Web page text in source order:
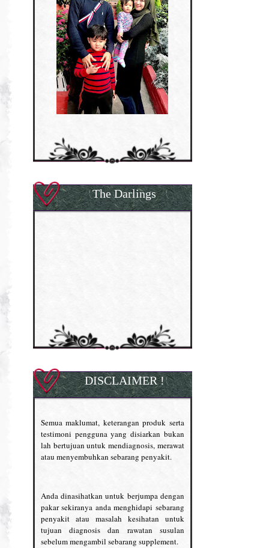
The Darlings
DISCLAIMER !
Semua maklumat, keterangan produk serta
testimoni pengguna yang disiarkan bukan
lah bertujuan untuk mendiagnosis, merawat
atau menyembuhkan sebarang penyakit.
Anda dinasihatkan untuk berjumpa dengan
pakar sekiranya anda menghidapi sebarang
penyakit atau masalah kesihatan untuk
tujuan diagnosis dan rawatan susulan
sebelum mengambil sebarang supplement.